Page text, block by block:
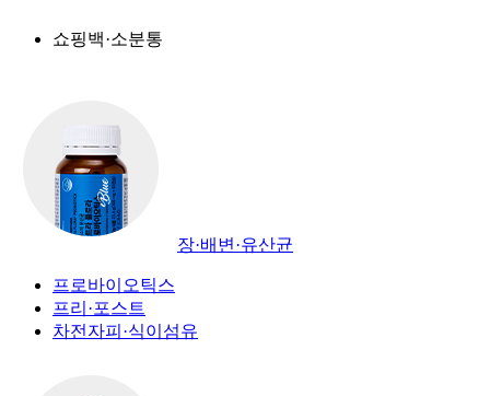
쇼핑백·소분통
장·배변·유산균
프로바이오틱스
프리·포스트
차전자피·식이섬유